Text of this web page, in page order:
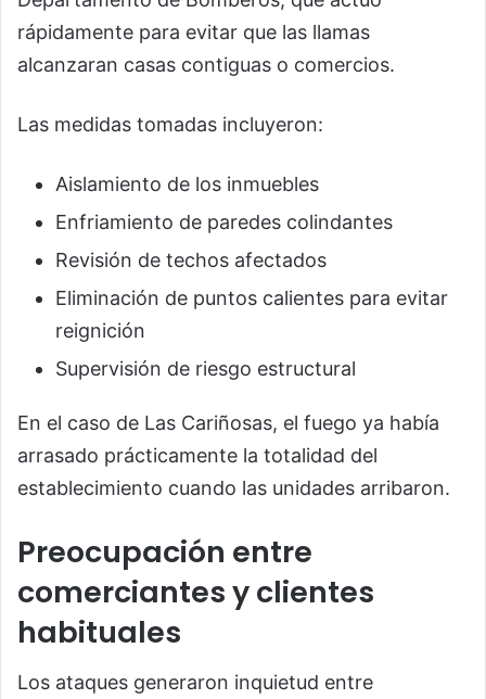
rápidamente para evitar que las llamas
alcanzaran casas contiguas o comercios.
Las medidas tomadas incluyeron:
Aislamiento de los inmuebles
Enfriamiento de paredes colindantes
Revisión de techos afectados
Eliminación de puntos calientes para evitar
reignición
Supervisión de riesgo estructural
En el caso de Las Cariñosas, el fuego ya había
arrasado prácticamente la totalidad del
establecimiento cuando las unidades arribaron.
Preocupación entre
comerciantes y clientes
habituales
Los ataques generaron inquietud entre